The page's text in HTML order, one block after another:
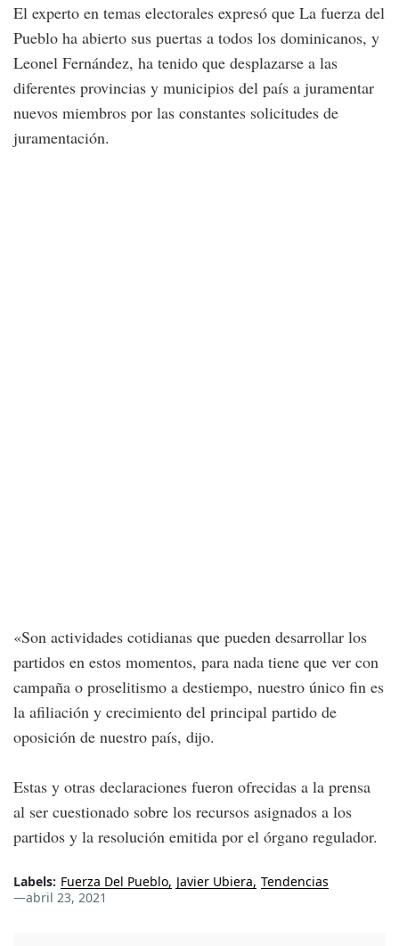
El experto en temas electorales expresó que La fuerza del
Pueblo ha abierto sus puertas a todos los dominicanos, y
Leonel Fernández, ha tenido que desplazarse a las
diferentes provincias y municipios del país a juramentar
nuevos miembros por las constantes solicitudes de
juramentación.
«Son actividades cotidianas que pueden desarrollar los
partidos en estos momentos, para nada tiene que ver con
campaña o proselitismo a destiempo, nuestro único fin es
la afiliación y crecimiento del principal partido de
oposición de nuestro país, dijo.
Estas y otras declaraciones fueron ofrecidas a la prensa
al ser cuestionado sobre los recursos asignados a los
partidos y la resolución emitida por el órgano regulador.
Labels: Fuerza Del Pueblo Javier Ubiera Tendencias
—abril 23, 2021